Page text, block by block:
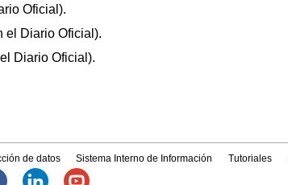
Oficial).
el Diario Oficial).
Diario Oficial).
de datos Sistema Interno de Información Tutoriales